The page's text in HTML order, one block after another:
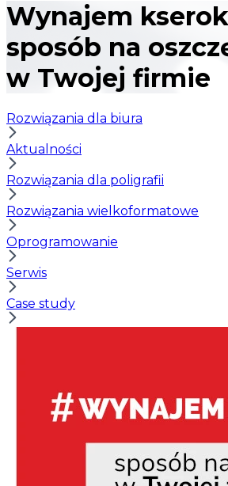
Wynajem
sposób na
w Twojej firmie
Rozwiązania dla biura
Aktualności
Rozwiązania dla poligrafii
Rozwiązania wielkoformatowe
Oprogramowanie
Serwis
Case study